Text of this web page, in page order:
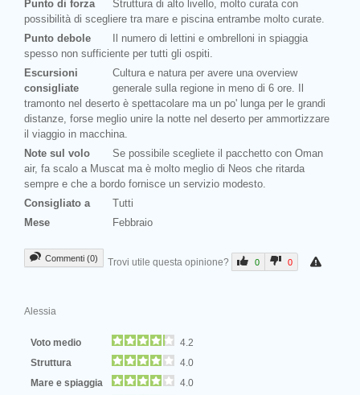
Punto di forza
Struttura di alto livello, molto curata con
possibilità di scegliere tra mare e piscina entrambe molto curate.
Punto debole
Il numero di lettini e ombrelloni in spiaggia
spesso non sufficiente per tutti gli ospiti.
Escursioni
consigliate
Cultura e natura per avere una overview
generale sulla regione in meno di 6 ore. Il
tramonto nel deserto è spettacolare ma un po' lunga per le grandi
distanze, forse meglio unire la notte nel deserto per ammortizzare
il viaggio in macchina.
Note sul volo
Se possibile scegliete il pacchetto con Oman
air, fa scalo a Muscat ma è molto meglio di Neos che ritarda
sempre e che a bordo fornisce un servizio modesto.
Consigliato a
Tutti
Mese
Febbraio
Commenti (0) Trovi utile questa opinione? 0 0
Alessia
Voto medio
4.2
Struttura
4.0
Mare e spiaggia
4.0